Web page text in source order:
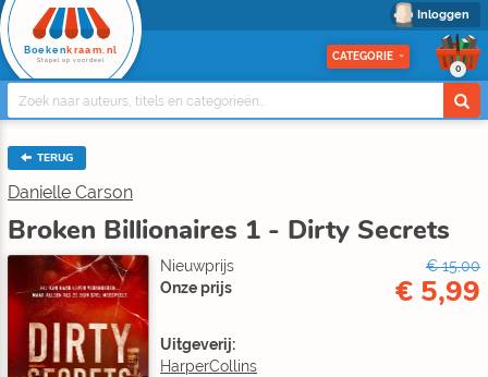
Inloggen
Boeken kraam.nl
Stapel op voordeel CATEGORIE
0
TERUG
Danielle Carson
Broken Billionaires 1 - Dirty Secrets
Nieuwprijs
€ 15,00
Onze prijs
€ 5,99
Uitgeverij:
HarperCollins